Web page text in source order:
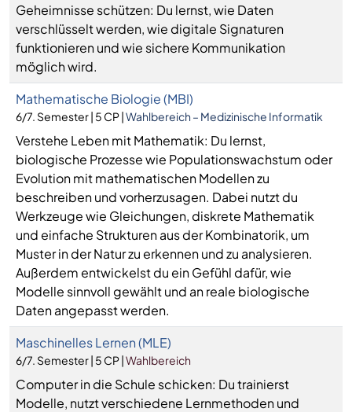
Geheimnisse schützen: Du lernst, wie Daten
verschlüsselt werden, wie digitale Signaturen
funktionieren und wie sichere Kommunikation
möglich wird.
Mathematische Biologie (MBI)
6/7. Semester | 5 CP |Wahlbereich – Medizinische Informatik
Verstehe Leben mit Mathematik: Du lernst,
biologische Prozesse wie Populationswachstum oder
Evolution mit mathematischen Modellen zu
beschreiben und vorherzusagen. Dabei nutzt du
Werkzeuge wie Gleichungen, diskrete Mathematik
und einfache Strukturen aus der Kombinatorik, um
Muster in der Natur zu erkennen und zu analysieren.
Außerdem entwickelst du ein Gefühl dafür, wie
Modelle sinnvoll gewählt und an reale biologische
Daten angepasst werden.
Maschinelles Lernen (MLE)
6/7. Semester | 5 CP |Wahlbereich
Computer in die Schule schicken: Du trainierst
Modelle, nutzt verschiedene Lernmethoden und